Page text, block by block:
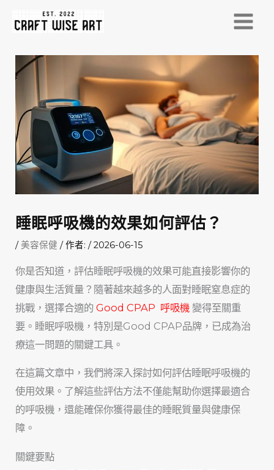
睡眠呼吸機的效果如何評估？
/ 美容保健 / 作者:/2026-06-15
你是否知道，評估睡眠呼吸機的效果可能直接影響你的
健康與生活質量？隨著越來越多的人面對睡眠窒息症的
挑戰，選擇合適的Good CPAP 呼吸機 變得至關重
要。睡眠呼吸機，特別是Good CPAP品牌，已成為治
療這一問題的關鍵工具。
在這篇文章中，我們將深入探討如何評估睡眠呼吸機的
使用效果。了解這些評估方法不僅能幫助你選擇最適合
的呼吸機，還能確保你獲得最佳的睡眠質量與健康保
障。
關鍵要點